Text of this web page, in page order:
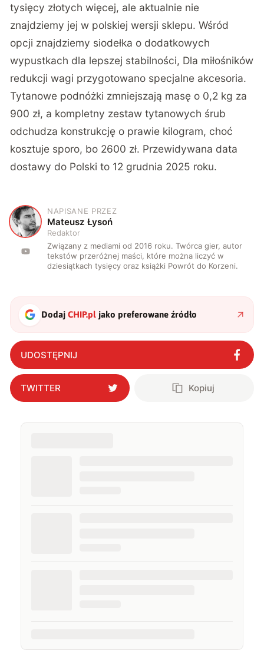
tysięcy złotych więcej, ale aktualnie nie
znajdziemy jej w polskiej wersji sklepu. Wśród
opcji znajdziemy siodełka o dodatkowych
wypustkach dla lepszej stabilności, Dla miłośników
redukcji wagi przygotowano specjalne akcesoria.
Tytanowe podnóżki zmniejszają masę o 0,2 kg za
900 zł, a kompletny zestaw tytanowych śrub
odchudza konstrukcję o prawie kilogram, choć
kosztuje sporo, bo 2600 zł. Przewidywana data
dostawy do Polski to 12 grudnia 2025 roku.
M
NAPISANE PRZEZ
Mateusz Łysoń
Redaktor
Związany z mediami od 2016 roku. Twórca gier, autor
tekstów przeróżnej maści, które można liczyć w
dziesiątkach tysięcy oraz książki Powrót do Korzeni.
DodajCHIP.pl jako preferowane źródło
UDOSTĘPNIJ
TWITTER Kopiuj